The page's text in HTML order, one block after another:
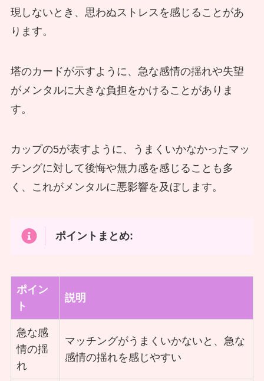
現しないとき、思わぬストレスを感じることがあ
ります。
塔のカードが示すように、急な感情の揺れや失望
がメンタルに大きな負担をかけることがありま
す。
カップの5が表すように、うまくいかなかったマッ
チングに対して後悔や無力感を感じることも多
く、これがメンタルに悪影響を及ぼします。
ポイントまとめ:
ポイン
ト
説明
急な感
情の揺
れ
マッチングがうまくいかないと、急な
感情の揺れを感じやすい